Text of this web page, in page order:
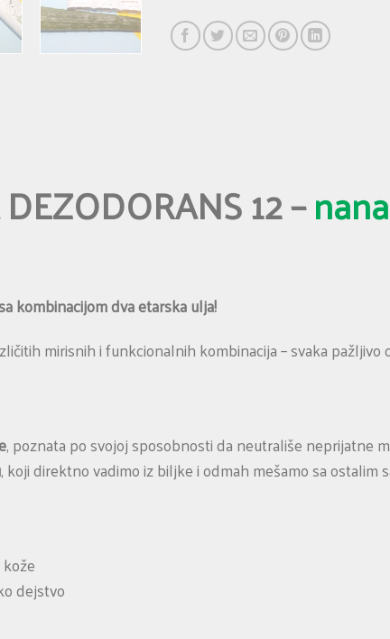
12 –nana
kombinacijom dva etarska ulja!
mirisnih i funkcionalnih kombinacija – svaka pažljivo
, poznata po svojoj sposobnosti da neutrališe neprijatne
, koji direktno vadimo iz biljke i odmah mešamo sa ostalim
dejstvo